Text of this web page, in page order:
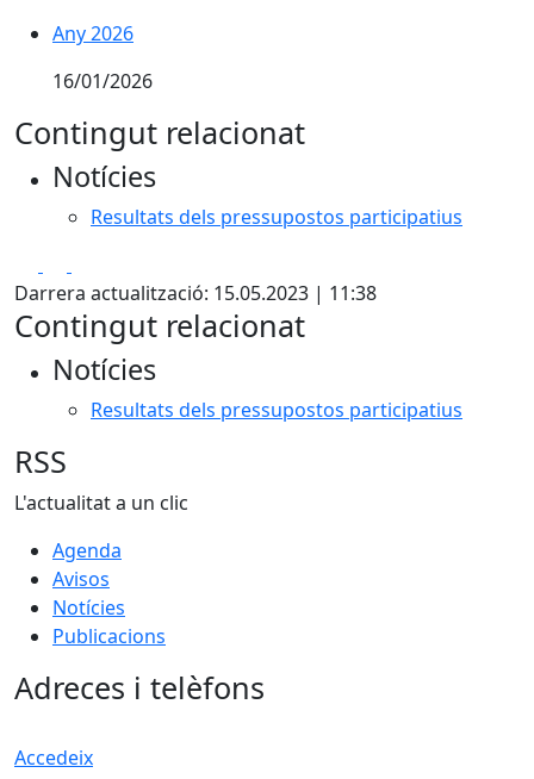
Any 2026
Any 2026
16/01/2026
Contingut relacionat
Notícies
Resultats dels pressupostos participatius
Darrera actualització: 15.05.2023 | 11:38
Contingut relacionat
Notícies
Resultats dels pressupostos participatius
RSS
L'actualitat a un clic
Agenda
Avisos
Notícies
Publicacions
Adreces i telèfons
Accedeix